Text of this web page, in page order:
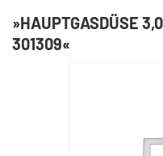
»HAUPTGASDÜSE
301309«